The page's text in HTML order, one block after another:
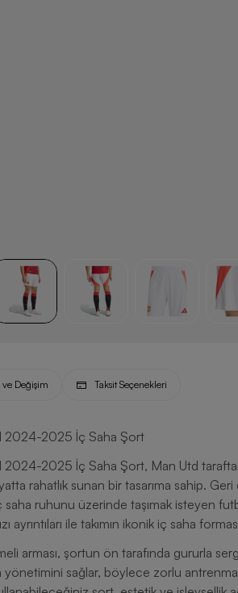
ve Değişim Taksit Seçenekleri
2024-2025 İç Saha Şort
2025 İç Saha Şort, Man Utd
rahatlık sunan bir tasarıma sahip.
ruhunu üzerinde taşımak isteyen
ayrıntıları ile takımın ikonik iç saha
arması, şortun ön tarafında gururla
sağlar, böylece zorlu